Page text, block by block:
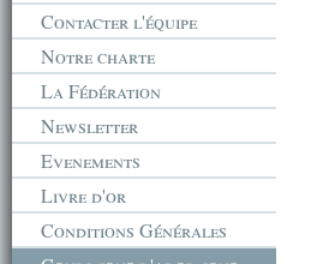
Contacter l'équipe
Notre charte
La Fédération
Newsletter
Evenements
Livre d'or
Conditions Générales